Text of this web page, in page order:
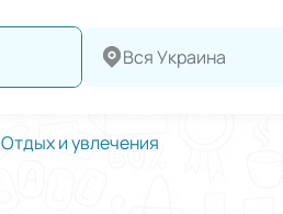
Вся Украина
Отдых и увлечения